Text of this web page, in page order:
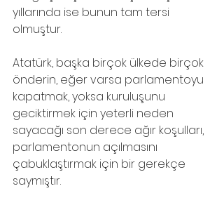
yıllarında ise bunun tam tersi
olmuştur.
Atatürk, başka birçok ülkede birçok
önderin, eğer varsa parlamentoyu
kapatmak, yoksa kuruluşunu
geciktirmek için yeterli neden
sayacağı son derece ağır koşulları,
parlamentonun açılmasını
çabuklaştırmak için bir gerekçe
saymıştır.